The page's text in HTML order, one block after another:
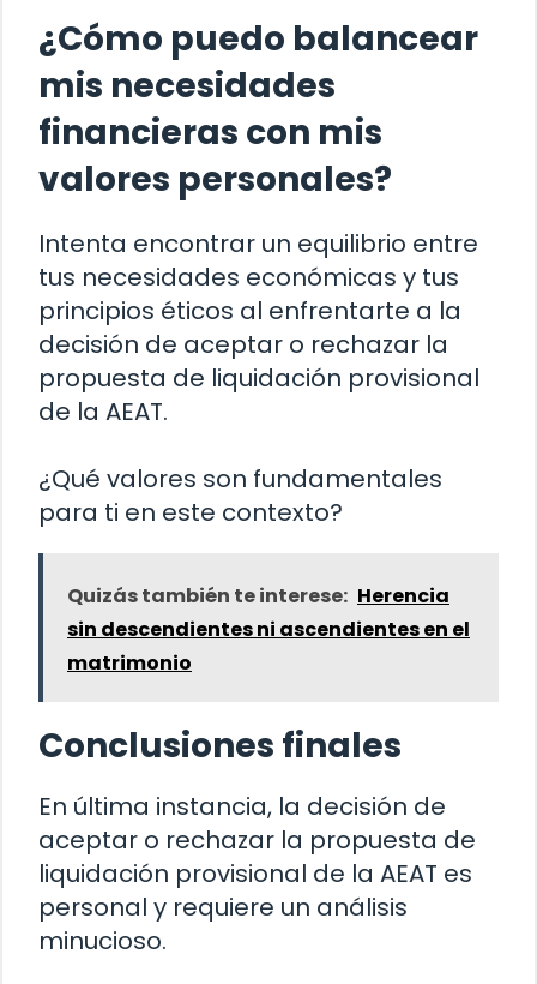
¿Cómo puedo balancear
mis necesidades
financieras con mis
valores personales?
Intenta encontrar un equilibrio entre
tus necesidades económicas y tus
principios éticos al enfrentarte a la
decisión de aceptar o rechazar la
propuesta de liquidación provisional
de la AEAT.
¿Qué valores son fundamentales
para ti en este contexto?
Quizás también te interese: Herencia
sin descendientes ni ascendientes en el
matrimonio
Conclusiones finales
En última instancia, la decisión de
aceptar o rechazar la propuesta de
liquidación provisional de la AEAT es
personal y requiere un análisis
minucioso.